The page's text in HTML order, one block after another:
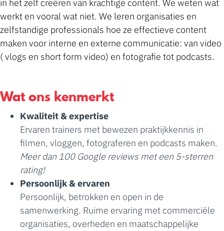
in het zelf creëren van krachtige content. We weten wat
werkt en vooral wat niet. We leren organisaties en
zelfstandige professionals hoe ze effectieve content
maken voor interne en externe communicatie: van video
( vlogs en short form video) en fotografie tot podcasts.
Wat ons kenmerkt
Kwaliteit & expertise
Ervaren trainers met bewezen praktijkkennis in
filmen, vloggen, fotograferen en podcasts maken.
Meer dan 100 Google reviews met een 5-sterren
rating!
Persoonlijk & ervaren
Persoonlijk, betrokken en open in de
samenwerking. Ruime ervaring met commerciële
organisaties, overheden en maatschappelijke